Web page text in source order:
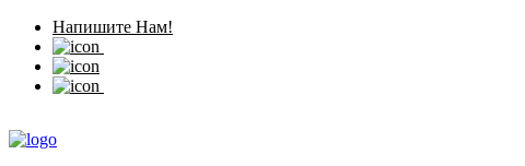
Напишите Нам!